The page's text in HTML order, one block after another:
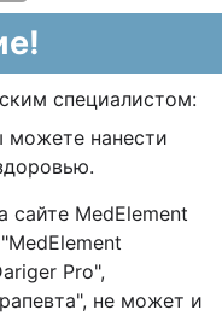
специалистом:
можете нанести
MedElement
Pro",
не может и